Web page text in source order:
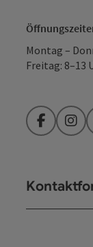
Montag –
Freitag: 8–13
Facebook